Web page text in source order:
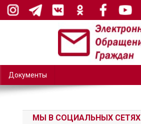
Документы
МЫ В СОЦИАЛЬНЫХ СЕТЯХ